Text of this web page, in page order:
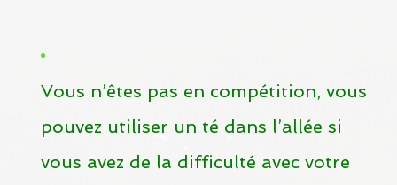
Vous n’êtes pas en compétition, vous
pouvez utiliser un té dans l’allée si
vous avez de la difficulté avec votre